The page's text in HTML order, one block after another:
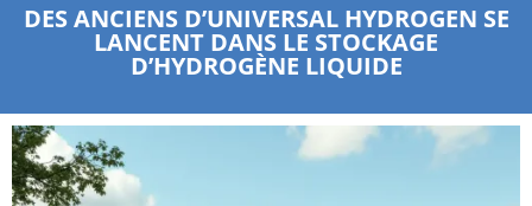
DES ANCIENS D’UNIVERSAL HYDROGEN SE
LANCENT DANS LE STOCKAGE
D’HYDROGÈNE LIQUIDE